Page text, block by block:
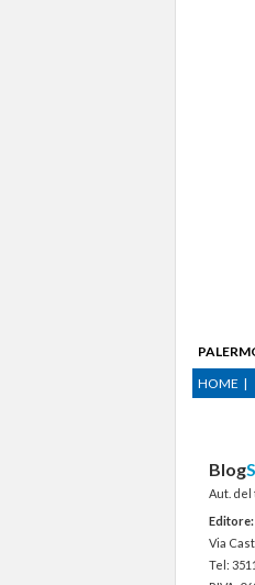
HOME
Blog
Aut. del
Via
Tel: